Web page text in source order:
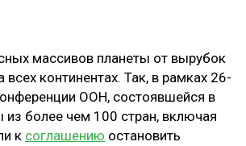
ПЛИТ
массивов планеты от вырубок
континентах. Так, в рамках 26-
ООН, состоявшейся в
из более чем 100 стран, включая
к соглашению остановить